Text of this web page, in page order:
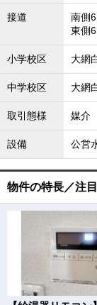
接道
南側
東側
小学校区 大網
中学校区 大網
取引態様 媒介
設備 公営
物件の特長／注